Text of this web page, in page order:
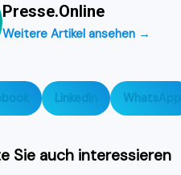
Presse.Online
Weitere Artikel ansehen →
LinkedIn WhatsApp
Sie auch interessieren